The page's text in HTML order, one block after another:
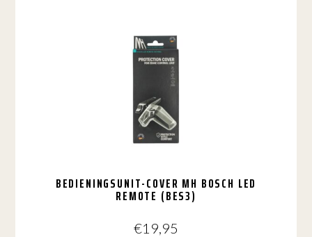
BEDIENINGSUNIT-COVER MH BOSCH LED
REMOTE (BES3)
€19,95